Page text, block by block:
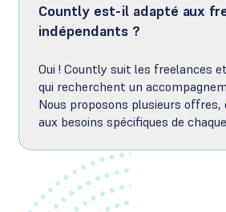
Countly est-il adapté aux
indépendants ?
Oui ! Countly suit les freelances
qui recherchent un
Nous proposons plusieurs offres,
aux besoins spécifiques de